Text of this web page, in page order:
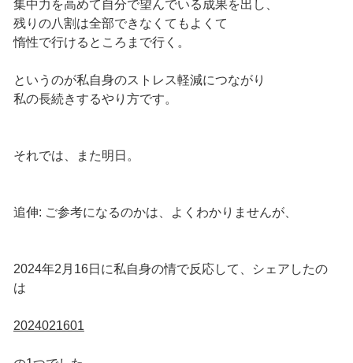
集中力を高めて自分で望んでいる成果を出し、
残りの八割は全部できなくてもよくて
惰性で行けるところまで行く。
というのが私自身のストレス軽減につながり
私の長続きするやり方です。
それでは、また明日。
追伸: ご参考になるのかは、よくわかりませんが、
2024年2月16日に私自身の情で反応して、シェアしたの
は
2024021601